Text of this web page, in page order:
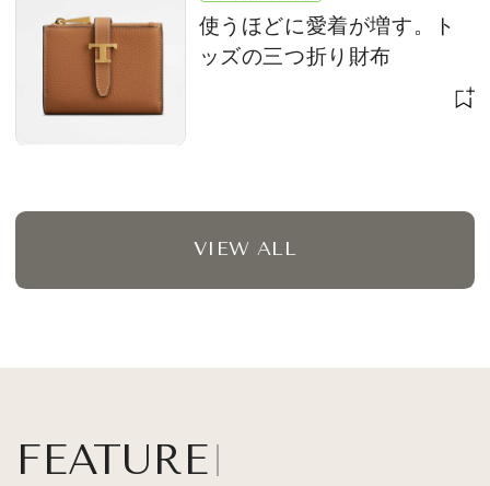
使うほどに愛着が増す。ト
ッズの三つ折り財布
VIEW ALL
FEATURE